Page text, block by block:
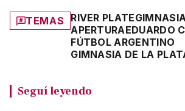
TEMAS RIVER PLATE
APERTURAEDUARDO
FÚTBOL ARGENTINO
GIMNASIA DE LA
Seguí leyendo